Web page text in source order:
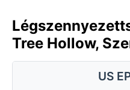
Tree Hollow,
US